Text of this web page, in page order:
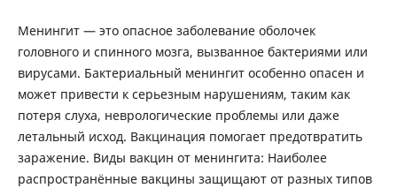
Менингит — это опасное заболевание оболочек
головного и спинного мозга, вызванное бактериями или
вирусами. Бактериальный менингит особенно опасен и
может привести к серьезным нарушениям, таким как
потеря слуха, неврологические проблемы или даже
летальный исход. Вакцинация помогает предотвратить
заражение. Виды вакцин от менингита: Наиболее
распространённые вакцины защищают от разных типов